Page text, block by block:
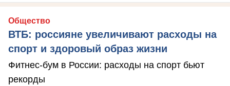
Общество
ВТБ: россияне увеличивают расходы на
спорт и здоровый образ жизни
Фитнес-бум в России: расходы на спорт бьют
рекорды